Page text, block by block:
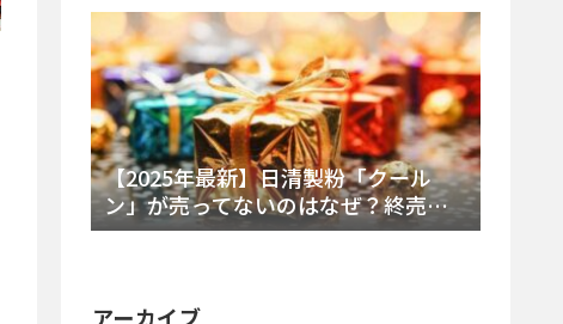
【2025年最新】日清製粉「クール
ン」が売ってないのはなぜ？終売の
真相とレアチーズケーキ代替品・再
アーカイブ